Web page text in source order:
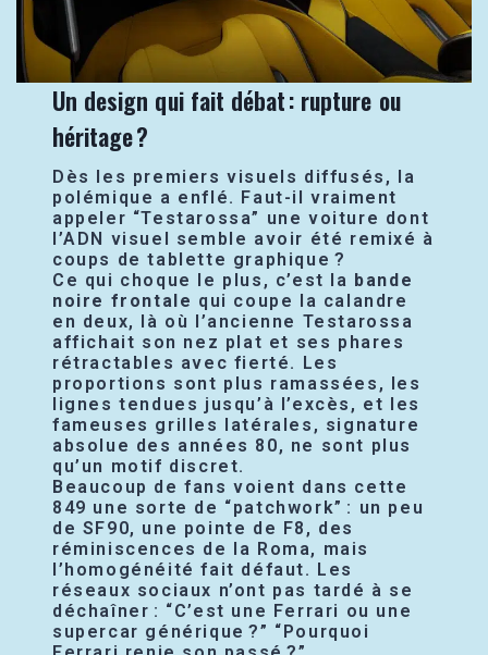
Un design qui fait débat : rupture ou
héritage ?
Dès les premiers visuels diffusés, la
polémique a enflé. Faut-il vraiment
appeler “Testarossa” une voiture dont
l’ADN visuel semble avoir été remixé à
coups de tablette graphique ?
Ce qui choque le plus, c’est la bande
noire frontale qui coupe la calandre
en deux, là où l’ancienne Testarossa
affichait son nez plat et ses phares
rétractables avec fierté. Les
proportions sont plus ramassées, les
lignes tendues jusqu’à l’excès, et les
fameuses grilles latérales, signature
absolue des années 80, ne sont plus
qu’un motif discret.
Beaucoup de fans voient dans cette
849 une sorte de “patchwork” : un peu
de SF90, une pointe de F8, des
réminiscences de la Roma, mais
l’homogénéité fait défaut. Les
réseaux sociaux n’ont pas tardé à se
déchaîner : “C’est une Ferrari ou une
supercar générique ?” “Pourquoi